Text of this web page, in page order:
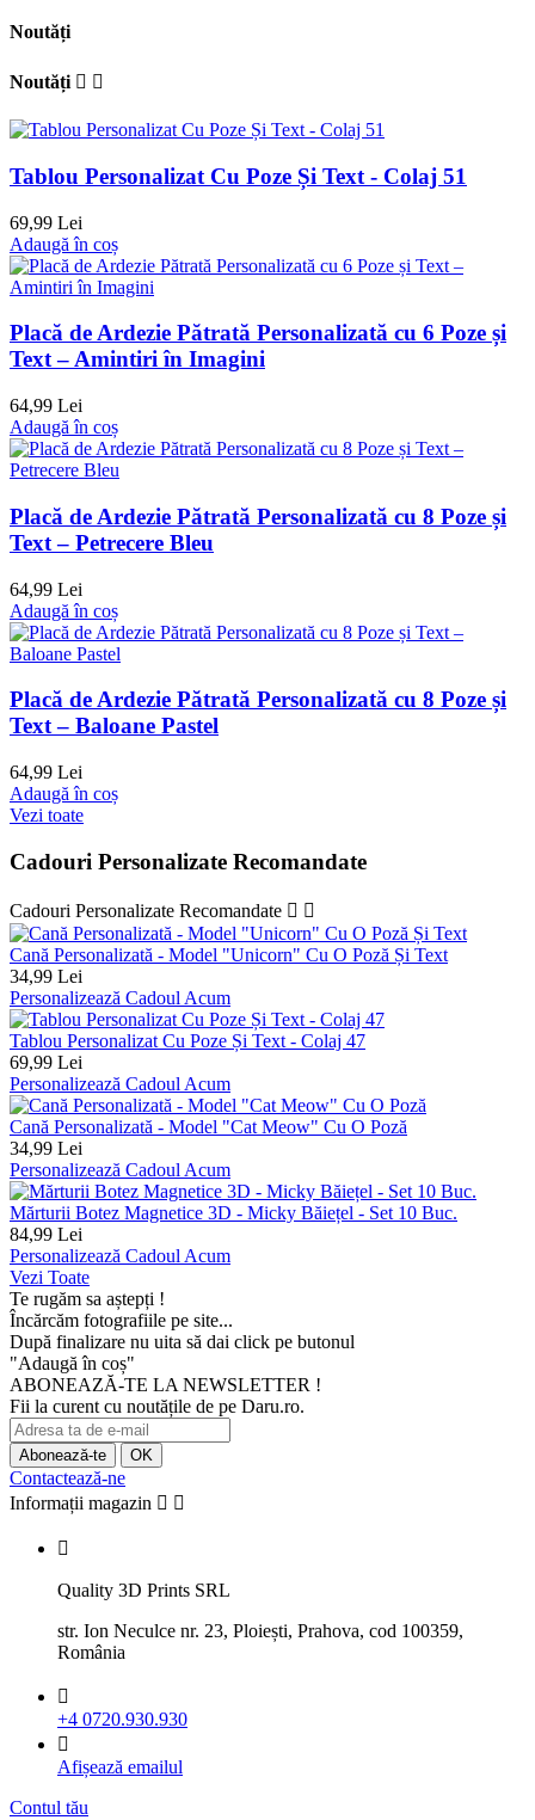
Noutăți
Noutăți  
Tablou Personalizat Cu Poze Și Text - Colaj 51
69,99 Lei
Adaugă în coș
Placă de Ardezie Pătrată Personalizată cu 6 Poze și
Text – Amintiri în Imagini
64,99 Lei
Adaugă în coș
Placă de Ardezie Pătrată Personalizată cu 8 Poze și
Text – Petrecere Bleu
64,99 Lei
Adaugă în coș
Placă de Ardezie Pătrată Personalizată cu 8 Poze și
Text – Baloane Pastel
64,99 Lei
Adaugă în coș
Vezi toate
Cadouri Personalizate Recomandate
Cadouri Personalizate Recomandate  
Cană Personalizată - Model "Unicorn" Cu O Poză Și Text
34,99 Lei
Personalizează Cadoul Acum
Tablou Personalizat Cu Poze Și Text - Colaj 47
69,99 Lei
Personalizează Cadoul Acum
Cană Personalizată - Model "Cat Meow" Cu O Poză
34,99 Lei
Personalizează Cadoul Acum
Mărturii Botez Magnetice 3D - Micky Băiețel - Set 10 Buc.
84,99 Lei
Personalizează Cadoul Acum
Vezi Toate
Te rugăm sa aștepți !
Încărcăm fotografiile pe site...
După finalizare nu uita să dai click pe butonul
"Adaugă în coș"
ABONEAZĂ-TE LA NEWSLETTER !
Fii la curent cu noutățile de pe Daru.ro.
Contactează-ne
Informații magazin  

Quality 3D Prints SRL
str. Ion Neculce nr. 23, Ploiești, Prahova, cod 100359,
România

+4 0720.930.930

Afișează emailul
Contul tău